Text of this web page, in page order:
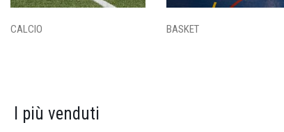
CALCIO BASKET
I più venduti